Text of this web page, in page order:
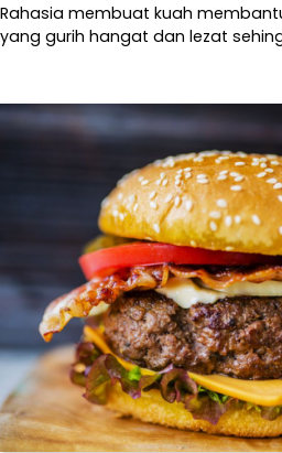
Rahasia membuat kuah
yang gurih hangat dan lezat